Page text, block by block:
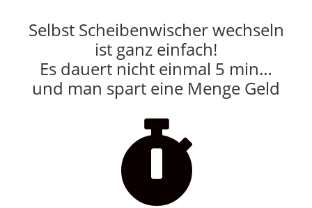
Selbst Scheibenwischer wechseln
ist ganz einfach!
Es dauert nicht einmal 5 min…
und man spart eine Menge Geld
